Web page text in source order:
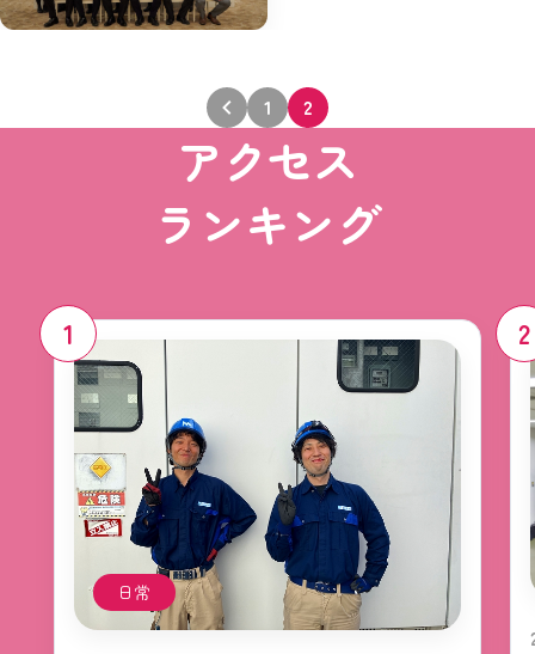
投
稿
の
ペ
ジ
1 2
アクセス
ランキング
1
日常
2